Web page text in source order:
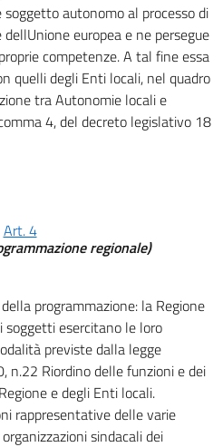
soggetto autonomo al processo di
europea e ne persegue
competenze. A tal fine essa
quelli degli Enti locali, nel quadro
tra Autonomie locali e
4, del decreto legislativo 18
Art. 4
regionale)
programmazione: la Regione
esercitano le loro
previste dalla legge
n.22 Riordino delle funzioni e dei
e degli Enti locali.
rappresentative delle varie
sindacali dei